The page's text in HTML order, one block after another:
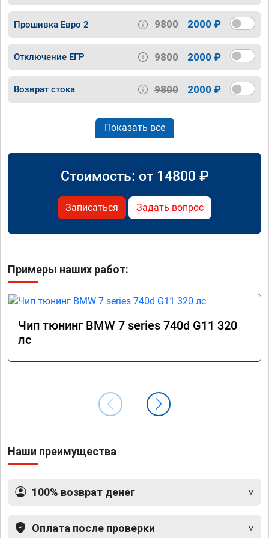
Прошивка Евро 2 9800 2000 ₽
Отключение ЕГР 9800 2000 ₽
Возврат стока 9800 2000 ₽
Показать все
Стоимость: от 14800 ₽
Записаться Задать вопрос
Примеры наших работ:
Чип тюнинг BMW 7 series 740d G11 320
лс
Наши преимущества
100% возврат денег
Оплата после проверки